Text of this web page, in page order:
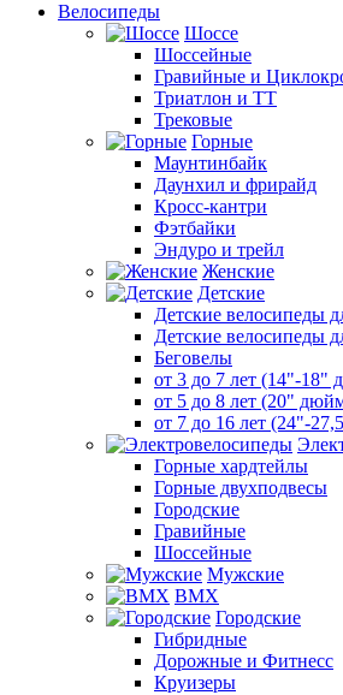
Велосипеды
Шоссе
Шоссейные
Гравийные и
Триатлон и ТТ
Трековые
Горные
Маунтинбайк
Даунхил и фрирайд
Кросс-кантри
Фэтбайки
Эндуро и трейл
Женские
Детские
Детские велосипеды
Детские велосипеды
Беговелы
от 3 до 7 лет (14"-18"
от 5 до 8 лет (20"
от 7 до 16 лет (24"-
Горные хардтейлы
Горные двухподвесы
Городские
Гравийные
Шоссейные
Мужские
BMX
Городские
Гибридные
Дорожные и Фитнесс
Круизеры